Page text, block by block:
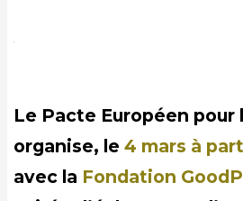
Le Pacte Européen pour
organise, le 4 mars à
avec la Fondation